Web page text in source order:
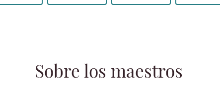
Sobre los maestros